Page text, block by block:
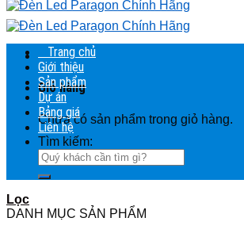
Giỏ hàng
Chưa có sản phẩm trong giỏ hàng.
Trang chủ
Giới thiệu
Sản phẩm
Dự án
Bảng giá
Liên hệ
Tìm kiếm:
Lọc
DANH MỤC SẢN PHẨM